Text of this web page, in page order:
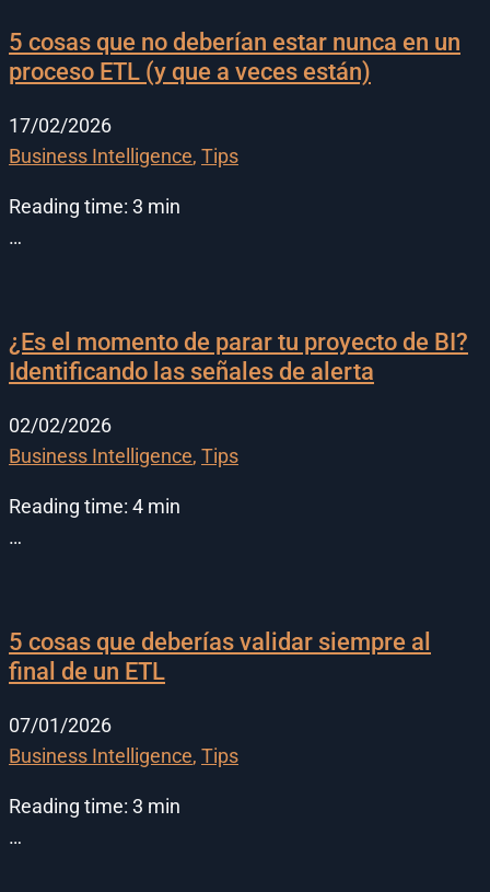
5 cosas que no deberían estar nunca en un
proceso ETL (y que a veces están)
17/02/2026
Business Intelligence, Tips
Reading time: 3 min
…
¿Es el momento de parar tu proyecto de BI?
Identificando las señales de alerta
02/02/2026
Business Intelligence, Tips
Reading time: 4 min
…
5 cosas que deberías validar siempre al
final de un ETL
07/01/2026
Business Intelligence, Tips
Reading time: 3 min
…